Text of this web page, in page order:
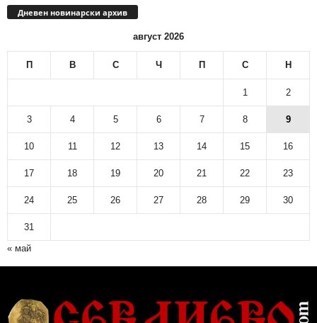
Дневен новинарски архив
август 2026
П В С Ч П С Н
1 2
3 4 5 6 7 8 9
10 11 12 13 14 15 16
17 18 19 20 21 22 23
24 25 26 27 28 29 30
31
« май